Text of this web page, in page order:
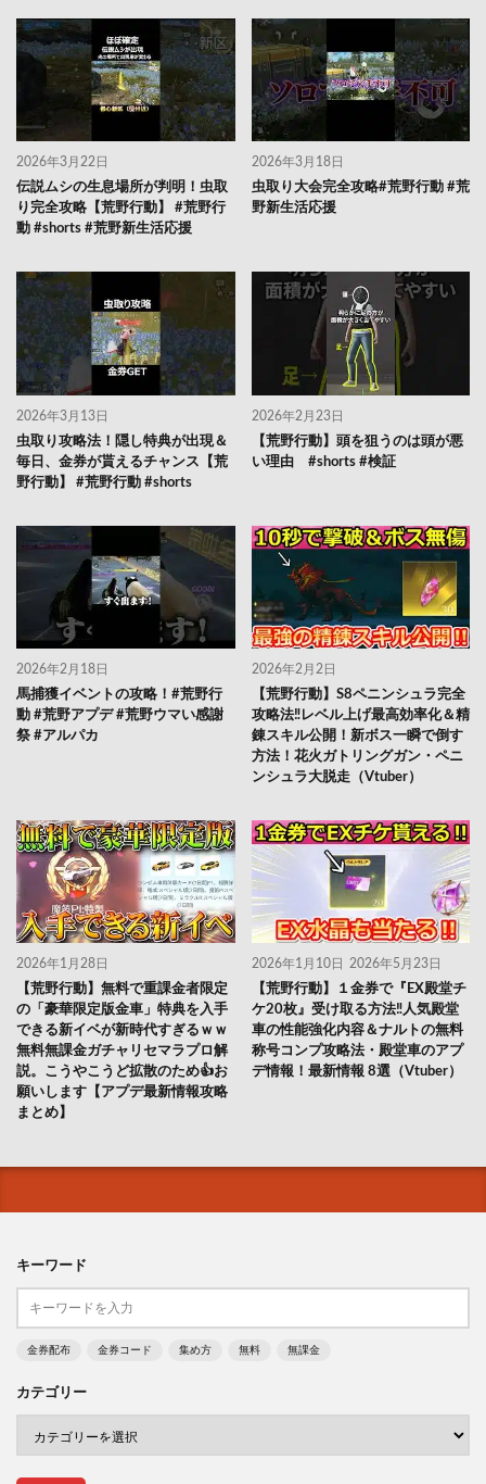
2026年3月22日
伝説ムシの生息場所が判明！虫取
り完全攻略【荒野行動】 #荒野行
動 #shorts #荒野新生活応援
2026年3月18日
虫取り大会完全攻略#荒野行動 #荒
野新生活応援
2026年3月13日
虫取り攻略法！隠し特典が出現＆
毎日、金券が貰えるチャンス【荒
野行動】 #荒野行動 #shorts
2026年2月23日
【荒野行動】頭を狙うのは頭が悪
い理由 #shorts #検証
2026年2月18日
馬捕獲イベントの攻略！#荒野行
動 #荒野アプデ #荒野ウマい感謝
祭 #アルパカ
2026年2月2日
【荒野行動】S8ペニンシュラ完全
攻略法‼レベル上げ最高効率化＆精
錬スキル公開！新ボス一瞬で倒す
方法！花火ガトリングガン・ペニ
ンシュラ大脱走（Vtuber）
2026年1月28日
【荒野行動】無料で重課金者限定
の「豪華限定版金車」特典を入手
できる新イベが新時代すぎるｗｗ
無料無課金ガチャリセマラプロ解
説。こうやこうど拡散のため👍お
願いします【アプデ最新情報攻略
まとめ】
2026年1月10日 2026年5月23日
【荒野行動】１金券で『EX殿堂チ
ケ20枚』受け取る方法‼人気殿堂
車の性能強化内容＆ナルトの無料
称号コンプ攻略法・殿堂車のアプ
デ情報！最新情報 8選（Vtuber）
キーワード
金券配布 金券コード 集め方 無料 無課金
カテゴリー